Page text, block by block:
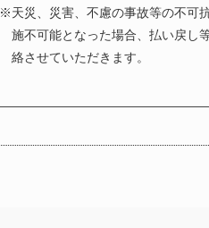
※天災、災害、不慮の事故等の不可
施不可能となった場合、払い戻し
絡させていただきます。